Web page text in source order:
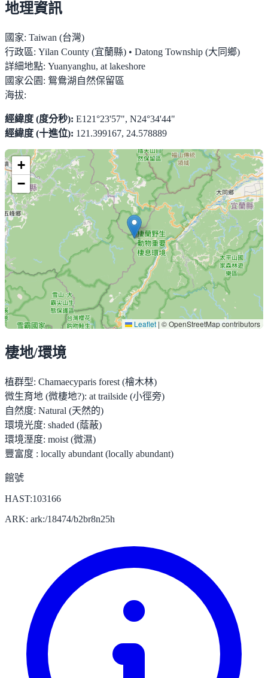
地理資訊
國家: Taiwan (台灣)
行政區: Yilan County (宜蘭縣) • Datong Township (大同鄉)
詳細地點: Yuanyanghu, at lakeshore
國家公園: 鴛鴦湖自然保留區
海拔:
經緯度 (度分秒): E121°23'57", N24°34'44"
經緯度 (十進位): 121.399167, 24.578889
+
−
Leaflet | © OpenStreetMap contributors
棲地/環境
植群型: Chamaecyparis forest (檜木林)
微生育地 (微棲地?): at trailside (小徑旁)
自然度: Natural (天然的)
環境光度: shaded (蔭蔽)
環境溼度: moist (微濕)
豐富度 : locally abundant (locally abundant)
館號
HAST:103166
ARK: ark:/18474/b2br8n25h